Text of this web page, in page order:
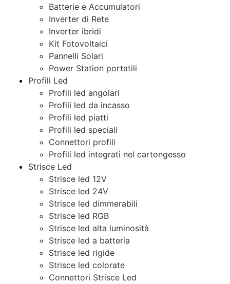
Batterie e Accumulatori
Inverter di Rete
Inverter ibridi
Kit Fotovoltaici
Pannelli Solari
Power Station portatili
Profili Led
Profili led angolari
Profili led da incasso
Profili led piatti
Profili led speciali
Connettori profili
Profili led integrati nel cartongesso
Strisce Led
Strisce led 12V
Strisce led 24V
Strisce led dimmerabili
Strisce led RGB
Strisce led alta luminosità
Strisce led a batteria
Strisce led rigide
Strisce led colorate
Connettori Strisce Led